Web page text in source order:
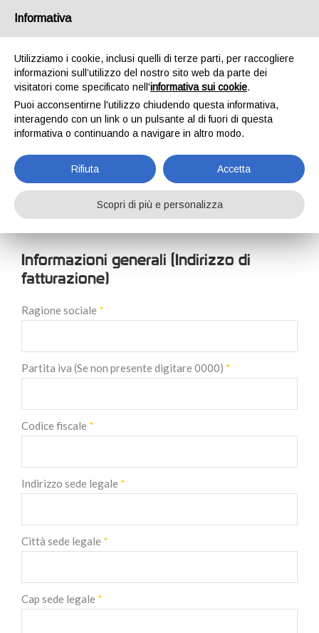
REGISTRAZIONE
NUOVO CLIENTE
Informazioni generali (Indirizzo di
fatturazione)
Ragione sociale *
Partita iva (Se non presente digitare 0000) *
Codice fiscale *
Indirizzo sede legale *
Città sede legale *
Cap sede legale *
Informativa
Utilizziamo i cookie, inclusi quelli di terze parti, per raccogliere
informazioni sull’utilizzo del nostro sito web da parte dei
visitatori come specificato nell'informativa sui cookie.
Puoi acconsentirne l'utilizzo chiudendo questa informativa,
interagendo con un link o un pulsante al di fuori di questa
informativa o continuando a navigare in altro modo.
Rifiuta Accetta
Scopri di più e personalizza